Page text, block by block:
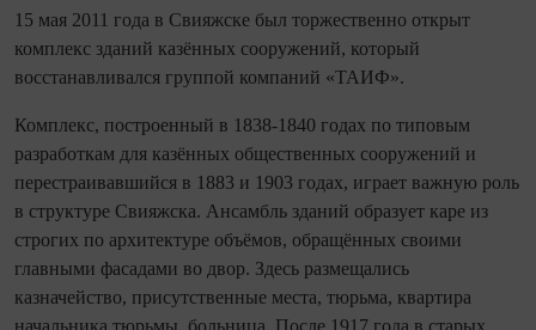
15 мая 2011 года в Свияжске был торжественно открыт
комплекс зданий казённых сооружений, который
восстанавливался группой компаний «ТАИФ».
Комплекс, построенный в 1838-1840 годах по типовым
разработкам для казённых общественных сооружений и
перестраивавшийся в 1883 и 1903 годах, играет важную роль
в структуре Свияжска. Ансамбль зданий образует каре из
строгих по архитектуре объёмов, обращённых своими
главными фасадами во двор. Здесь размещались
казначейство, присутственные места, тюрьма, квартира